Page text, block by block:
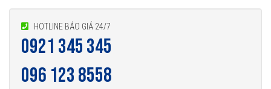
HOTLINE BÁO GIÁ 24/7
0921 345 345
096 123 8558